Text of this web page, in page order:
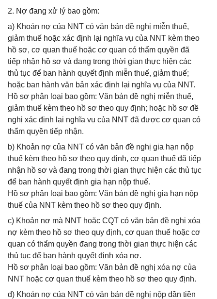
2. Nợ đang xử lý bao gồm:
a) Khoản nợ của NNT có văn bản đề nghị miễn thuế,
giảm thuế hoặc xác định lại nghĩa vụ của NNT kèm theo
hồ sơ, cơ quan thuế hoặc cơ quan có thẩm quyền đã
tiếp nhận hồ sơ và đang trong thời gian thực hiện các
thủ tục để ban hành quyết định miễn thuế, giảm thuế;
hoặc ban hành văn bản xác định lại nghĩa vụ của NNT.
Hồ sơ phân loại bao gồm: Văn bản đề nghị miễn thuế,
giảm thuế kèm theo hồ sơ theo quy định; hoặc hồ sơ đề
nghị xác định lại nghĩa vụ của NNT đã được cơ quan có
thẩm quyền tiếp nhận.
b) Khoản nợ của NNT có văn bản đề nghị gia hạn nộp
thuế kèm theo hồ sơ theo quy định, cơ quan thuế đã tiếp
nhận hồ sơ và đang trong thời gian thực hiện các thủ tục
để ban hành quyết định gia hạn nộp thuế.
Hồ sơ phân loại bao gồm: Văn bản đề nghị gia hạn nộp
thuế của NNT kèm theo hồ sơ theo quy định.
c) Khoản nợ mà NNT hoặc CQT có văn bản đề nghị xóa
nợ kèm theo hồ sơ theo quy định, cơ quan thuế hoặc cơ
quan có thẩm quyền đang trong thời gian thực hiện các
thủ tục để ban hành quyết định xóa nợ.
Hồ sơ phân loại bao gồm: Văn bản đề nghị xóa nợ của
NNT hoặc cơ quan thuế kèm theo hồ sơ theo quy định.
d) Khoản nợ của NNT có văn bản đề nghị nộp dần tiền